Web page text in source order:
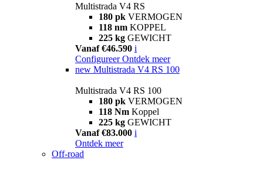
Multistrada V4 RS
180 pk VERMOGEN
118 nm KOPPEL
225 kg GEWICHT
Vanaf €46.590 i
Configureer Ontdek meer
new Multistrada V4 RS 100
Multistrada V4 RS 100
180 pk VERMOGEN
118 Nm Koppel
225 kg GEWICHT
Vanaf €83.000 i
Ontdek meer
Off-road